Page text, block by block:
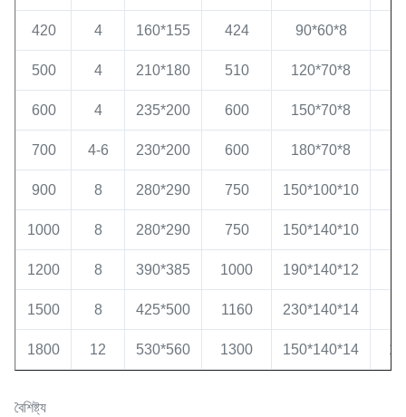
420 4 160*155 424 90*60*8
500 4 210*180 510 120*70*8
600 4 235*200 600 150*70*8
700 4-6 230*200 600 180*70*8
900 8 280*290 750 150*100*10
1000 8 280*290 750 150*140*10
1200 8 390*385 1000 190*140*12
1500 8 425*500 1160 230*140*14
1800 12 530*560 1300 150*140*14
বৈশিষ্ট্য